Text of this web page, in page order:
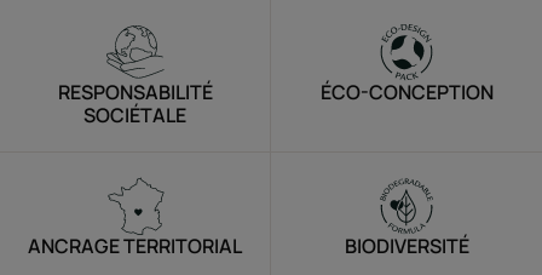
RESPONSABILITÉ
SOCIÉTALE
ÉCO-CONCEPTION
ANCRAGE TERRITORIAL BIODIVERSITÉ